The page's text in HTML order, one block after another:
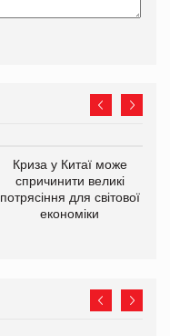
Криза у Китаї може
спричинити великі
потрясіння для світової
економіки